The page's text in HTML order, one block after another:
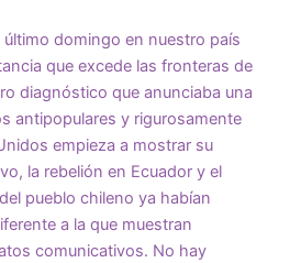
último domingo en nuestro país
que excede las fronteras de
diagnóstico que anunciaba una
antipopulares y rigurosamente
empieza a mostrar su
la rebelión en Ecuador y el
pueblo chileno ya habían
a la que muestran
comunicativos. No hay